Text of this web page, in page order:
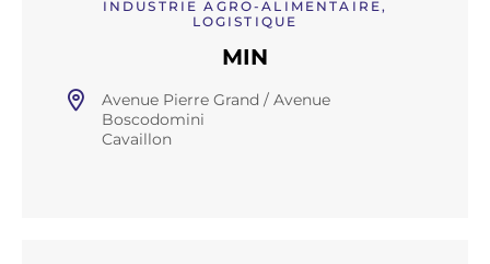
INDUSTRIE AGRO-ALIMENTAIRE,
LOGISTIQUE
MIN
Avenue Pierre Grand / Avenue
Boscodomini
Cavaillon